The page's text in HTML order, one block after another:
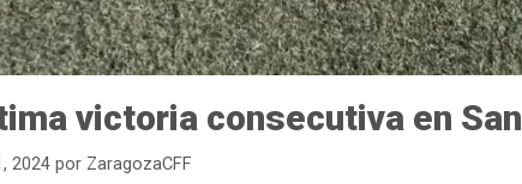
victoria consecutiva en
2024 por ZaragozaCFF